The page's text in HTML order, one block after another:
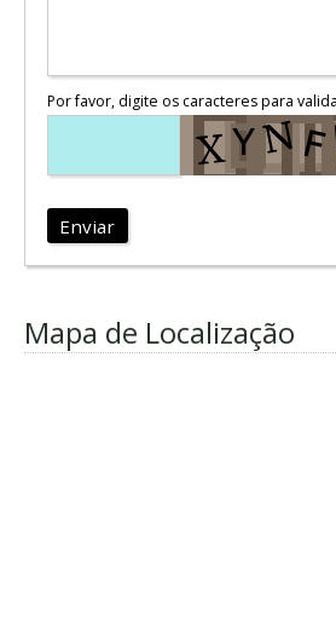
Por favor, digite os caracteres para
Enviar
Mapa de Localização